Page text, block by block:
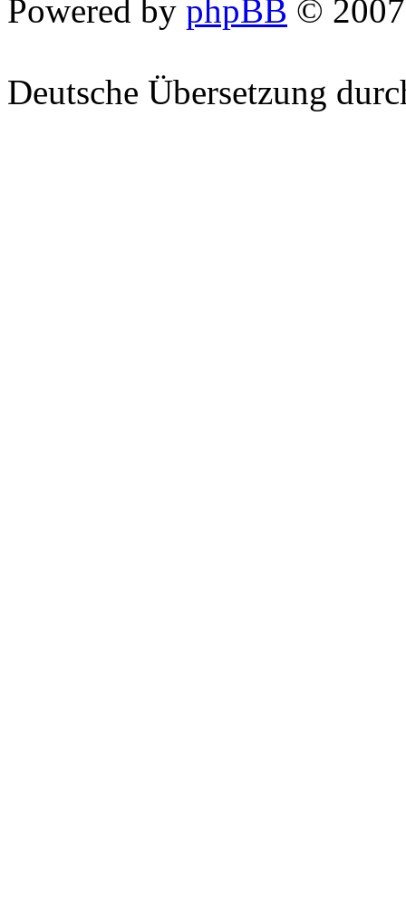
Powered by phpBB ©
Deutsche Übersetzung